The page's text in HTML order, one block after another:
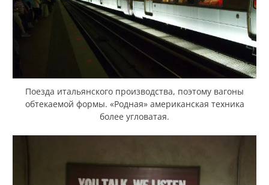
Поезда итальянского производства, поэтому вагоны
обтекаемой формы. «Родная» американская техника
более угловатая.